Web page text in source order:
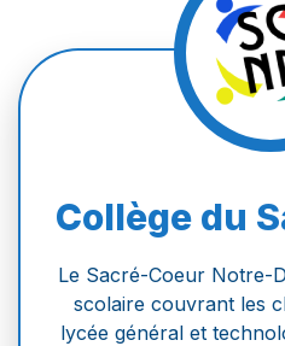
Collège du
Le Sacré-Coeur Notre-
scolaire couvrant les
lycée général et